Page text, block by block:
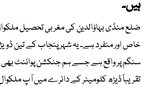
ہیں۔
ضلع منڈی بہاؤالدین کی مغربی تحصیل
خاص اور منفرد ہے۔ یہ شہر پنجاب کے تین
سنگم پر واقع ہے جسے ہم جنکشن پوائنٹ
تقریباً ڈیڑھ کلومیٹر کے دائرے میں آپ